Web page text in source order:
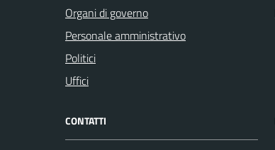
Organi di governo
Personale amministrativo
Politici
Uffici
CONTATTI